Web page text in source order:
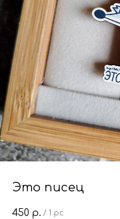
Это писец
450 р. / 1 pc